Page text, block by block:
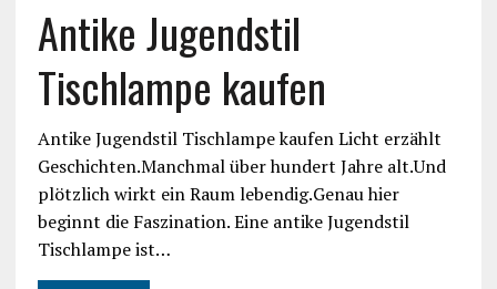
Antike Jugendstil
Tischlampe kaufen
Antike Jugendstil Tischlampe kaufen Licht erzählt
Geschichten.Manchmal über hundert Jahre alt.Und
plötzlich wirkt ein Raum lebendig.Genau hier
beginnt die Faszination. Eine antike Jugendstil
Tischlampe ist…